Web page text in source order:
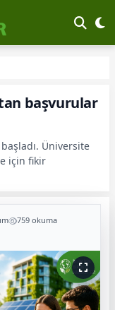
başvurular
Üniversite
için fikir
759 okuma